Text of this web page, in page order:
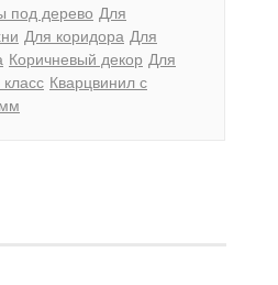
под дерево Для
Для коридора Для
Коричневый декор Для
Кварцвинил с